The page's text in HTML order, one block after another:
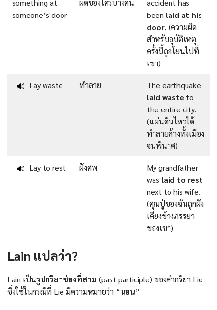
something at
someone’s door
ผิดของใครบางคน
accident has
been laid at his
door. (ความผิด
สำหรับอุบัติเหตุ
ครั้งนี้ถูกโยนไปที่
เขา)
🔊 Lay waste ทำลาย
The earthquake
laid waste to
the entire city.
(แผ่นดินไหวได้
ทำลายล้างทั้งเมือง
จนพินาศ)
🔊 Lay to rest ฝังศพ
My grandfather
was laid to rest
next to his wife.
(คุณปู่ของฉันถูกฝัง
เคียงข้างภรรยา
ของเขา)
Lain แปลว่า?
Lain เป็นรูปกริยาช่องที่สาม (past participle) ของคำกริยา Lie
ซึ่งใช้ในกรณีที่ Lie มีความหมายว่า “นอน”